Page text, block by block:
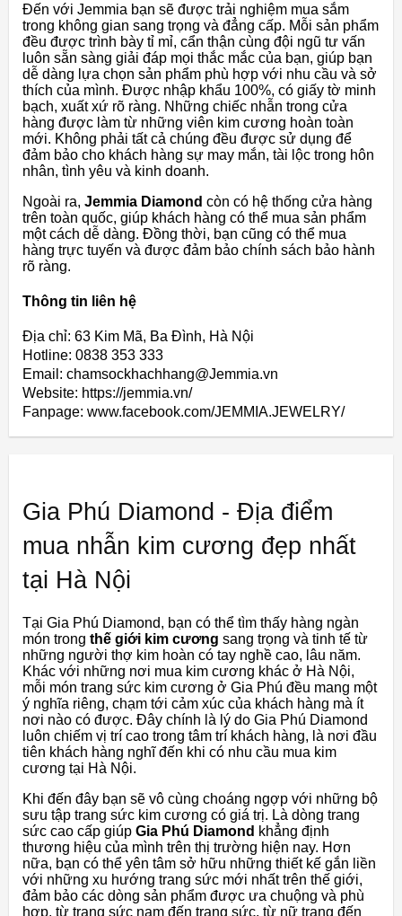
Đến với Jemmia bạn sẽ được trải nghiệm mua sắm
trong không gian sang trọng và đẳng cấp. Mỗi sản phẩm
đều được trình bày tỉ mỉ, cẩn thận cùng đội ngũ tư vấn
luôn sẵn sàng giải đáp mọi thắc mắc của bạn, giúp bạn
dễ dàng lựa chọn sản phẩm phù hợp với nhu cầu và sở
thích của mình. Được nhập khẩu 100%, có giấy tờ minh
bạch, xuất xứ rõ ràng. Những chiếc nhẫn trong cửa
hàng được làm từ những viên kim cương hoàn toàn
mới. Không phải tất cả chúng đều được sử dụng để
đảm bảo cho khách hàng sự may mắn, tài lộc trong hôn
nhân, tình yêu và kinh doanh.
Ngoài ra, Jemmia Diamond còn có hệ thống cửa hàng
trên toàn quốc, giúp khách hàng có thể mua sản phẩm
một cách dễ dàng. Đồng thời, bạn cũng có thể mua
hàng trực tuyến và được đảm bảo chính sách bảo hành
rõ ràng.
Thông tin liên hệ
Địa chỉ: 63 Kim Mã, Ba Đình, Hà Nội
Hotline: 0838 353 333
Email: chamsockhachhang@Jemmia.vn
Website: https://jemmia.vn/
Fanpage: www.facebook.com/JEMMIA.JEWELRY/
Gia Phú Diamond - Địa điểm
mua nhẫn kim cương đẹp nhất
tại Hà Nội
Tại Gia Phú Diamond, bạn có thể tìm thấy hàng ngàn
món trong thế giới kim cương sang trọng và tinh tế từ
những người thợ kim hoàn có tay nghề cao, lâu năm.
Khác với những nơi mua kim cương khác ở Hà Nội,
mỗi món trang sức kim cương ở Gia Phú đều mang một
ý nghĩa riêng, chạm tới cảm xúc của khách hàng mà ít
nơi nào có được. Đây chính là lý do Gia Phú Diamond
luôn chiếm vị trí cao trong tâm trí khách hàng, là nơi đầu
tiên khách hàng nghĩ đến khi có nhu cầu mua kim
cương tại Hà Nội.
Khi đến đây bạn sẽ vô cùng choáng ngợp với những bộ
sưu tập trang sức kim cương có giá trị. Là dòng trang
sức cao cấp giúp Gia Phú Diamond khẳng định
thương hiệu của mình trên thị trường hiện nay. Hơn
nữa, bạn có thể yên tâm sở hữu những thiết kế gắn liền
với những xu hướng trang sức mới nhất trên thế giới,
đảm bảo các dòng sản phẩm được ưa chuộng và phù
hợp, từ trang sức nam đến trang sức, từ nữ trang đến